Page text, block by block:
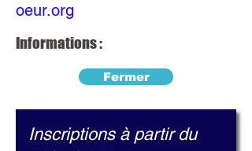
oeur.org
Informations :
Fermer